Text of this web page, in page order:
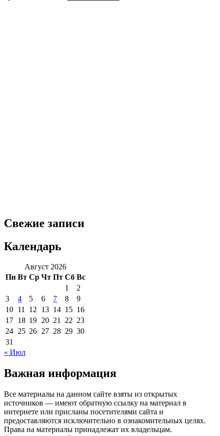
Свежие записи
Календарь
Август 2026
Пн Вт Ср Чт Пт Сб Вс
1
2
3
4 5 6 7 8
9
10 11 12 13 14 15 16
17 18 19 20 21 22 23
24 25 26 27 28 29 30
31
« Июл
Важная информация
Все материалы на данном сайте взяты из открытых
источников — имеют обратную ссылку на материал в
интернете или присланы посетителями сайта и
предоставляются исключительно в ознакомительных целях.
Права на материалы принадлежат их владельцам.